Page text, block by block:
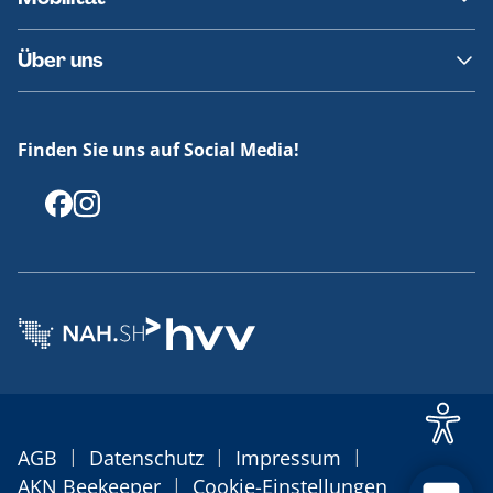
Fundsachen
Häufige Fragen
Barrierefreies Reisen
Erklärung Barrierefreiheit
Über uns
Offenlegungen
Finden Sie uns auf Social Media!
AGB | Datenschutz | Impressum |
AKN Beekeeper | Cookie-Einstellungen